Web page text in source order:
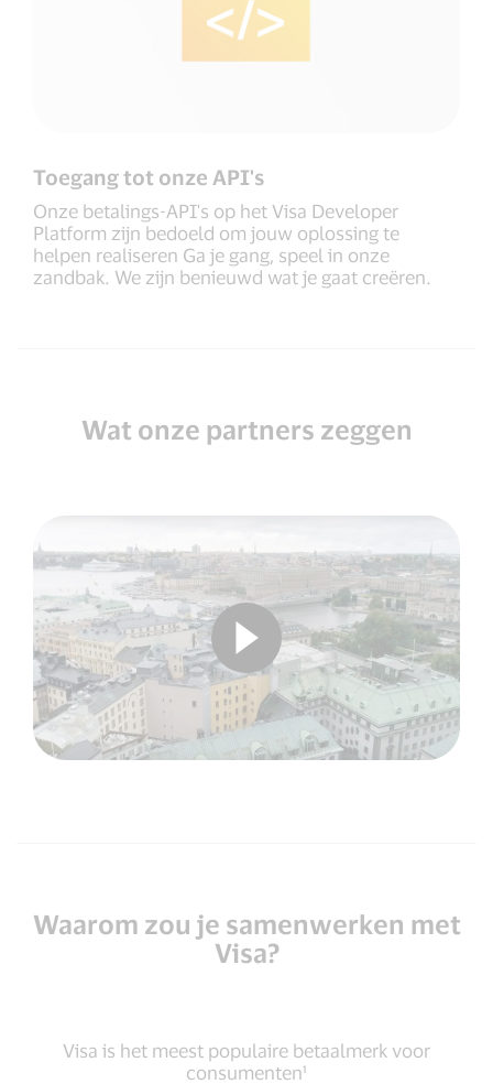
Toegang tot onze API's
Onze betalings-API's op het Visa Developer
Platform zijn bedoeld om jouw oplossing te
helpen realiseren Ga je gang, speel in onze
zandbak. We zijn benieuwd wat je gaat creëren.
Wat onze partners zeggen
Waarom zou je samenwerken met
Visa?
Visa is het meest populaire betaalmerk voor
consumenten¹